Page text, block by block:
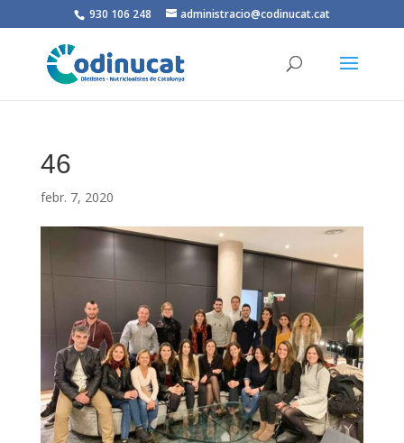
930 106 248 administracio@codinucat.cat
46
febr. 7, 2020